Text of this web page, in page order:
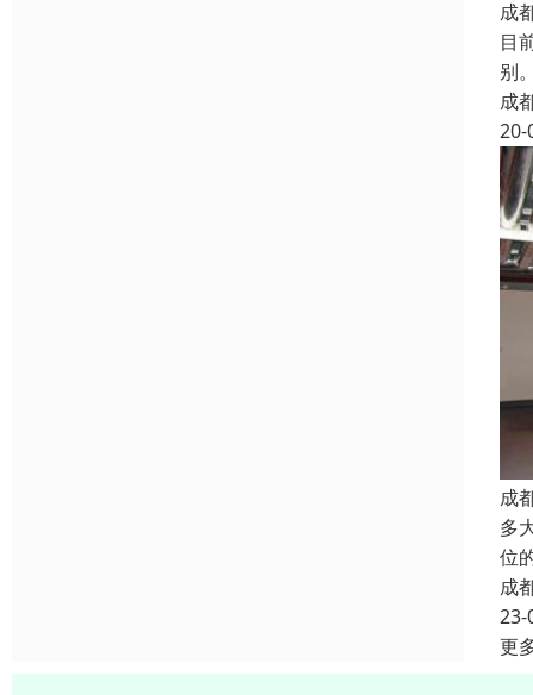
成
目
别
成
20-
成
多
位
成
23-
更